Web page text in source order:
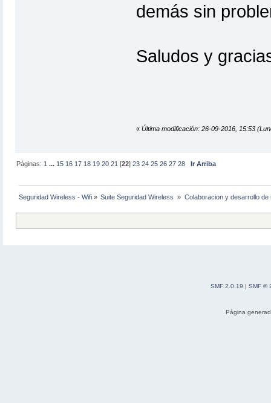
demás sin
Saludos y
« Última modificación: 26-09-2016, 15:53
Páginas: 1 ... 15 16 17 18 19 20 21 [22]23 24 25 26 27 28 Ir Arriba
Seguridad Wireless - Wifi » Suite Seguridad Wireless » Colaboracion y desarrollo de
SMF 2.0.19 | SMF ©
Página